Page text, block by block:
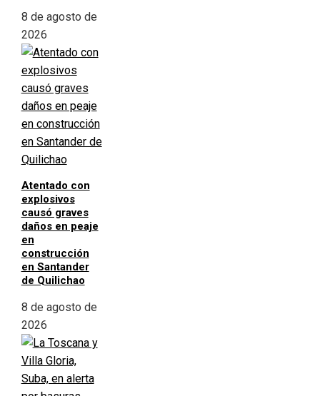
8 de agosto de
2026
Atentado con
explosivos
causó graves
daños en peaje
en
construcción
en Santander
de Quilichao
8 de agosto de
2026